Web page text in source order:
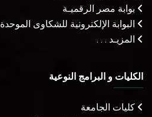
بوابة مصر الرقميـة
البوابة الإلكترونية للشكاوى الموحدة
المزيـد . . .
الكليات و البرامج النوعية
كليات الجامعة